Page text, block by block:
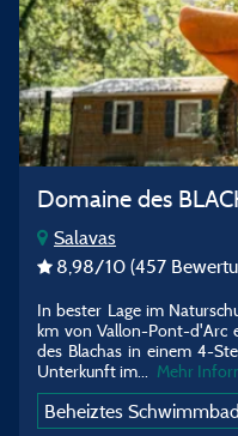
Domaine des
Salavas
8,98/10 (457
In bester Lage im
km von Vallon-Pont-d'Arc
des Blachas in einem 4-
Unterkunft im
Mehr
Beheiztes Schwimmbad